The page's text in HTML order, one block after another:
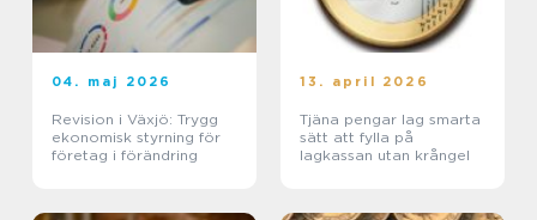
04. maj 2026
Revision i Växjö: Trygg
ekonomisk styrning för
företag i förändring
13. april 2026
Tjäna pengar lag smarta
sätt att fylla på
lagkassan utan krångel